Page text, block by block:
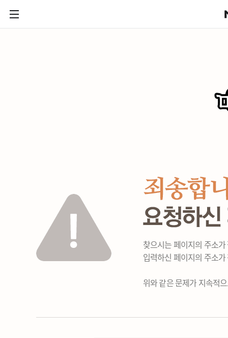
찾으시는 페이지의 주소
입력하신 페이지의 주소
위와 같은 문제가 지속적